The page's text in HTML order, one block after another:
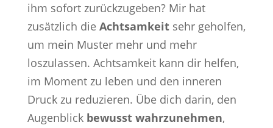
ihm sofort zurückzugeben? Mir hat
zusätzlich die Achtsamkeitsehr geholfen,
um mein Muster mehr und mehr
loszulassen. Achtsamkeit kann dir helfen,
im Moment zu leben und den inneren
Druck zu reduzieren. Übe dich darin, den
Augenblick bewusst wahrzunehmen,